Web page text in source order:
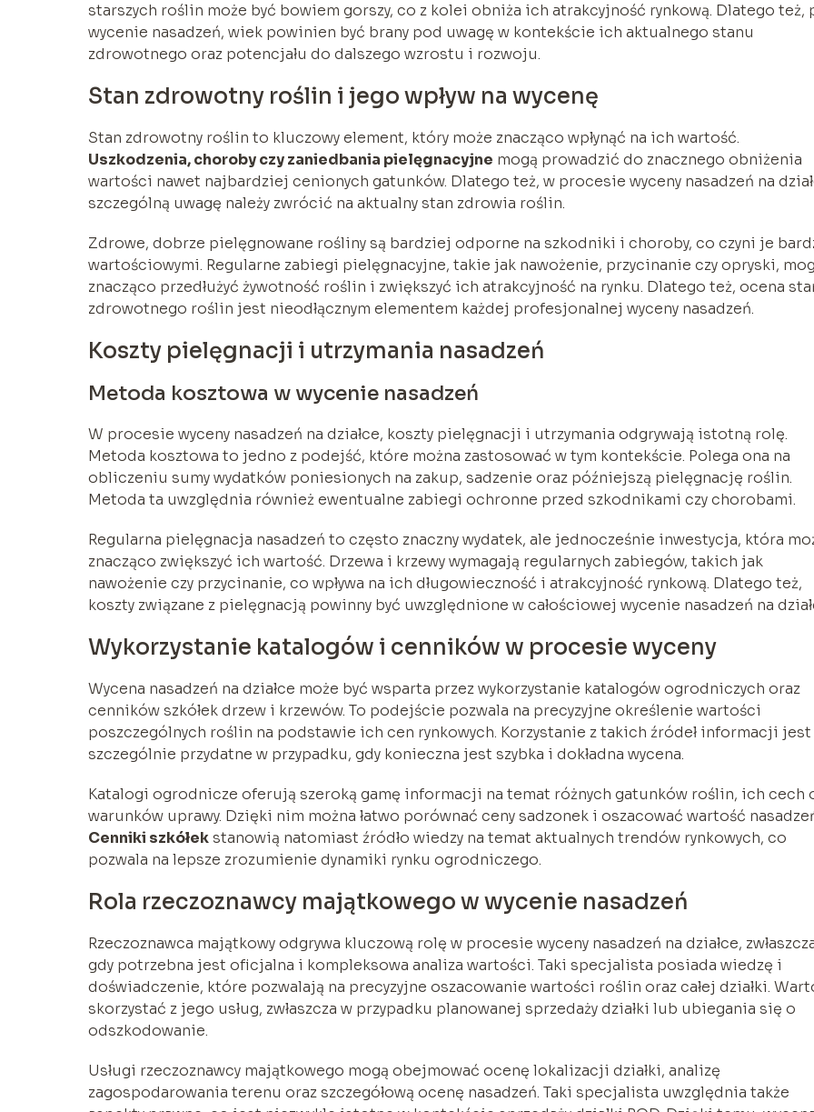
starszych roślin może być bowiem gorszy, co z kolei obniża ich atrakcyjność rynkową. Dlatego też,
wycenie nasadzeń, wiek powinien być brany pod uwagę w kontekście ich aktualnego stanu
zdrowotnego oraz potencjału do dalszego wzrostu i rozwoju.
Stan zdrowotny roślin i jego wpływ na wycenę
Stan zdrowotny roślin to kluczowy element, który może znacząco wpłynąć na ich wartość.
Uszkodzenia, choroby czy zaniedbania pielęgnacyjne mogą prowadzić do znacznego obniżenia
wartości nawet najbardziej cenionych gatunków. Dlatego też, w procesie wyceny nasadzeń na
szczególną uwagę należy zwrócić na aktualny stan zdrowia roślin.
Zdrowe, dobrze pielęgnowane rośliny są bardziej odporne na szkodniki i choroby, co czyni je
wartościowymi. Regularne zabiegi pielęgnacyjne, takie jak nawożenie, przycinanie czy opryski,
znacząco przedłużyć żywotność roślin i zwiększyć ich atrakcyjność na rynku. Dlatego też, ocena
zdrowotnego roślin jest nieodłącznym elementem każdej profesjonalnej wyceny nasadzeń.
Koszty pielęgnacji i utrzymania nasadzeń
Metoda kosztowa w wycenie nasadzeń
W procesie wyceny nasadzeń na działce, koszty pielęgnacji i utrzymania odgrywają istotną rolę.
Metoda kosztowa to jedno z podejść, które można zastosować w tym kontekście. Polega ona na
obliczeniu sumy wydatków poniesionych na zakup, sadzenie oraz późniejszą pielęgnację roślin.
Metoda ta uwzględnia również ewentualne zabiegi ochronne przed szkodnikami czy chorobami.
Regularna pielęgnacja nasadzeń to często znaczny wydatek, ale jednocześnie inwestycja, która
znacząco zwiększyć ich wartość. Drzewa i krzewy wymagają regularnych zabiegów, takich jak
nawożenie czy przycinanie, co wpływa na ich długowieczność i atrakcyjność rynkową. Dlatego też,
koszty związane z pielęgnacją powinny być uwzględnione w całościowej wycenie nasadzeń na
Wykorzystanie katalogów i cenników w procesie wyceny
Wycena nasadzeń na działce może być wsparta przez wykorzystanie katalogów ogrodniczych oraz
cenników szkółek drzew i krzewów. To podejście pozwala na precyzyjne określenie wartości
poszczególnych roślin na podstawie ich cen rynkowych. Korzystanie z takich źródeł informacji jest
szczególnie przydatne w przypadku, gdy konieczna jest szybka i dokładna wycena.
Katalogi ogrodnicze oferują szeroką gamę informacji na temat różnych gatunków roślin, ich cech
warunków uprawy. Dzięki nim można łatwo porównać ceny sadzonek i oszacować wartość
Cenniki szkółekstanowią natomiast źródło wiedzy na temat aktualnych trendów rynkowych, co
pozwala na lepsze zrozumienie dynamiki rynku ogrodniczego.
Rola rzeczoznawcy majątkowego w wycenie nasadzeń
Rzeczoznawca majątkowy odgrywa kluczową rolę w procesie wyceny nasadzeń na działce,
gdy potrzebna jest oficjalna i kompleksowa analiza wartości. Taki specjalista posiada wiedzę i
doświadczenie, które pozwalają na precyzyjne oszacowanie wartości roślin oraz całej działki.
skorzystać z jego usług, zwłaszcza w przypadku planowanej sprzedaży działki lub ubiegania się o
odszkodowanie.
Usługi rzeczoznawcy majątkowego mogą obejmować ocenę lokalizacji działki, analizę
zagospodarowania terenu oraz szczegółową ocenę nasadzeń. Taki specjalista uwzględnia także